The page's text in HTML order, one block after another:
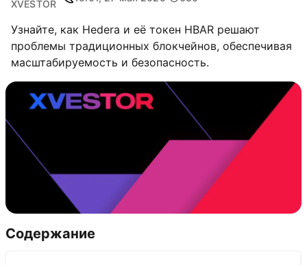
XVESTOR
Узнайте, как Hedera и её токен HBAR решают
проблемы традиционных блокчейнов, обеспечивая
масштабируемость и безопасность.
Содержание